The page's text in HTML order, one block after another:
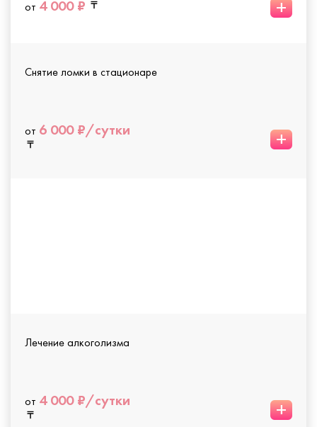
от 4 000 ₽ +
Снятие ломки в стационаре
от 6 000 ₽/сутки +
Лечение алкоголизма
от 4 000 ₽/сутки +